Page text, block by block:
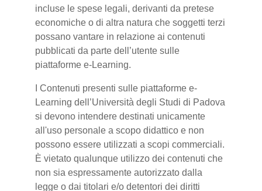
incluse le spese legali, derivanti da pretese
economiche o di altra natura che soggetti terzi
possano vantare in relazione ai contenuti
pubblicati da parte dell’utente sulle
piattaforme e-Learning.
I Contenuti presenti sulle piattaforme e-
Learning dell’Università degli Studi di Padova
si devono intendere destinati unicamente
all'uso personale a scopo didattico e non
possono essere utilizzati a scopi commerciali.
È vietato qualunque utilizzo dei contenuti che
non sia espressamente autorizzato dalla
legge o dai titolari e/o detentori dei diritti